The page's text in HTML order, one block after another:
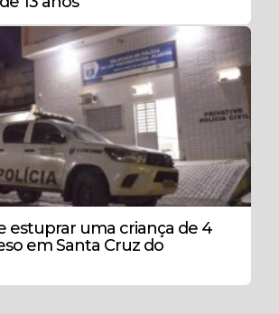
estuprar uma criança de 4
em Santa Cruz do